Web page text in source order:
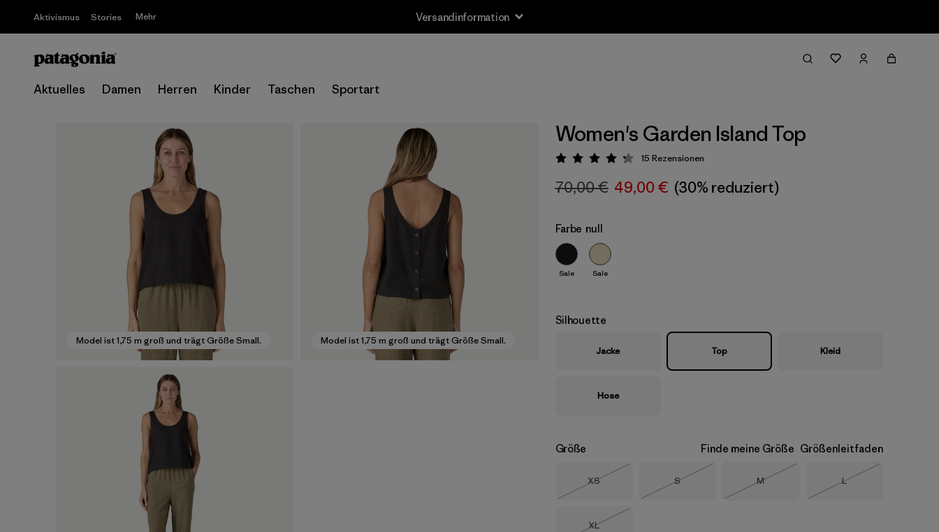
Aktivismus Stories Mehr Versandinformation
Aktuelles Damen Herren Kinder Taschen Sportart
Model ist 1,75 m groß und trägt Größe Small. Model ist 1,75 m groß und trägt Größe Small.
Women's Garden Island Top
Bewertung: 4.3 / 5
15 Rezensionen
70,00 € 49,00 € (30% reduziert)
Farbe null
Sale Sale
Silhouette
Jacke Top Kleid
Hose
Größe Finde meine Größe Größenleitfaden
Größe
XS
Nicht lieferbar
Größe
S
Nicht lieferbar
Größe
M
Nicht lieferbar
Größe
L
Größe
XL